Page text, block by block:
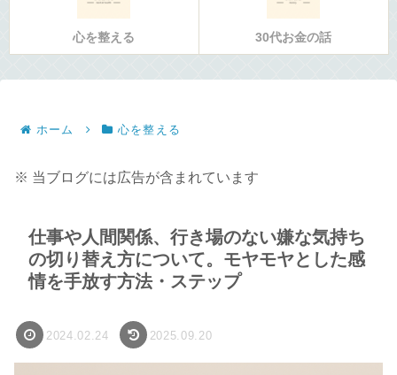
心を整える 30代お金の話
ホーム 心を整える
※ 当ブログには広告が含まれています
仕事や人間関係、行き場のない嫌な気持ち
の切り替え方について。モヤモヤとした感
情を手放す方法・ステップ
2024.02.24 2025.09.20